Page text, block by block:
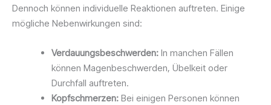
Dennoch können individuelle Reaktionen auftreten. Einige
mögliche Nebenwirkungen sind:
Verdauungsbeschwerden: In manchen Fällen
können Magenbeschwerden, Übelkeit oder
Durchfall auftreten.
Kopfschmerzen: Bei einigen Personen können